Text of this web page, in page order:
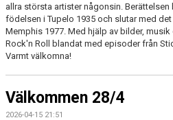
allra största artister någonsin.
födelsen i Tupelo 1935 och slutar med
Memphis 1977. Med hjälp av bilder,
Rock'n Roll blandat med episoder från
Varmt välkomna!
Välkommen 28/4
2026-04-15 21:51